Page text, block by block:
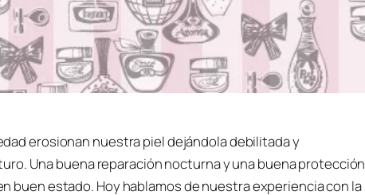
erosionan nuestra piel dejándola debilitada y
Una buena reparación nocturna y una buena protección
buen estado. Hoy hablamos de nuestra experiencia con la